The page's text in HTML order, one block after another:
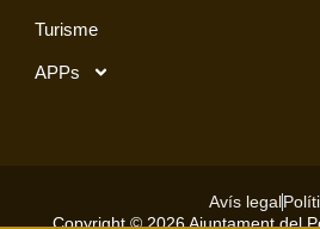
Turisme
APPs
Avís legal
Copyright © 2026 Ajuntament del